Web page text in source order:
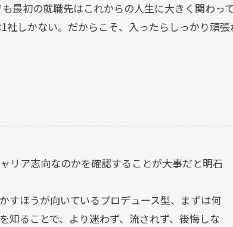
最初の就職先はこれからの人生に大きく関わって
社しかない。だからこそ、入ったらしっかり頑
リア志向なのかを確認することが大事だと明石
すほうが向いているプロデュース型、まずは何
知ることで、より迷わず、流されず、後悔しな